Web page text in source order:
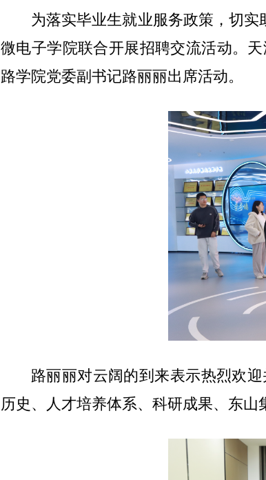
为落实毕业生就业服务政策，切
微电子学院联合开展招聘交流活动。
路学院党委副书记路丽丽出席活动。
路丽丽对云阔的到来表示热烈欢
历史、人才培养体系、科研成果、东山